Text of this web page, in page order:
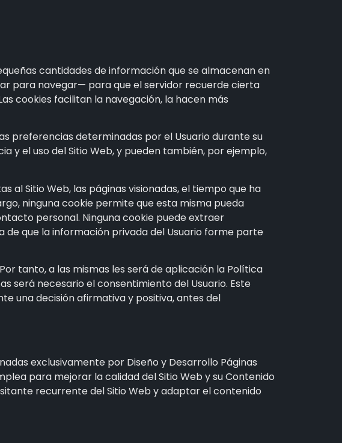
cantidades de información que se almacenan en
para navegar— para que el servidor recuerde cierta
cookies facilitan la navegación, la hacen más
preferencias determinadas por el Usuario durante su
y el uso del Sitio Web, y pueden también, por ejemplo,
al Sitio Web, las páginas visionadas, el tiempo que ha
ninguna cookie permite que esta misma pueda
personal. Ninguna cookie puede extraer
de que la información privada del Usuario forme parte
tanto, a las mismas les será de aplicación la Política
será necesario el consentimiento del Usuario. Este
una decisión afirmativa y positiva, antes del
exclusivamente por Diseño y Desarrollo Páginas
para mejorar la calidad del Sitio Web y su Contenido
recurrente del Sitio Web y adaptar el contenido